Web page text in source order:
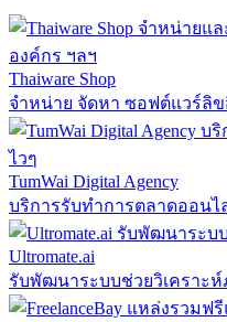
Thaiware Shop
จำหน่าย จัดหา ซอฟต์แวร์ลิ
TumWai Digital Agency
บริการรับทำการตลาดออนไ
Ultromate.ai
รับพัฒนาระบบช่วยวิเคราะ